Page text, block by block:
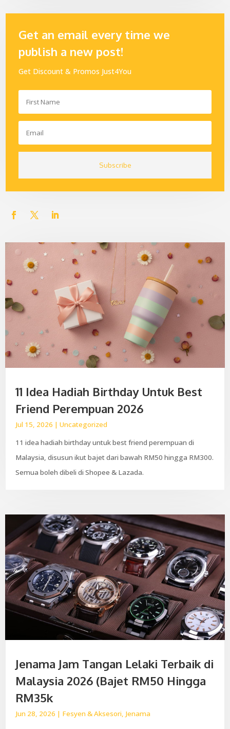
Get an email every time we
publish a new post!
Get Discount & Promos Just4You
Subscribe
11 Idea Hadiah Birthday Untuk Best
Friend Perempuan 2026
Jul 15, 2026 |Uncategorized
11 idea hadiah birthday untuk best friend perempuan di
Malaysia, disusun ikut bajet dari bawah RM50 hingga RM300.
Semua boleh dibeli di Shopee & Lazada.
Jenama Jam Tangan Lelaki Terbaik di
Malaysia 2026 (Bajet RM50 Hingga
RM35k
Jun 28, 2026 | Fesyen & Aksesori, Jenama